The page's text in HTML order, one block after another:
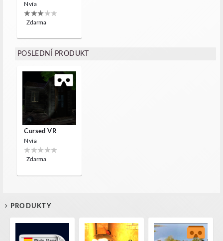
Nvía
Zdarma
POSLEDNÍ PRODUKT
Cursed VR
Nvía
Zdarma
PRODUKTY